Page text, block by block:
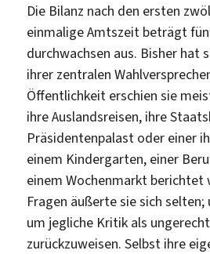
Die Bilanz nach den ersten
einmalige Amtszeit beträgt
durchwachsen aus. Bisher hat
ihrer zentralen
Öffentlichkeit erschien sie
ihre Auslandsreisen, ihre
Präsidentenpalast oder einer
einem Kindergarten, einer
einem Wochenmarkt berichtet
Fragen äußerte sie sich selten;
um jegliche Kritik als
zurückzuweisen. Selbst ihre